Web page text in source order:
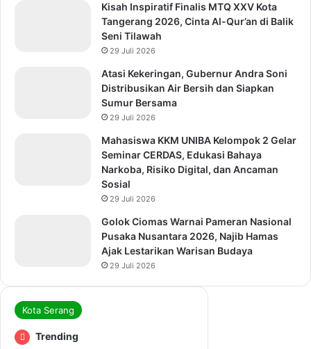
Kisah Inspiratif Finalis MTQ XXV Kota
Tangerang 2026, Cinta Al-Qur’an di Balik
Seni Tilawah
29 Juli 2026
Atasi Kekeringan, Gubernur Andra Soni
Distribusikan Air Bersih dan Siapkan
Sumur Bersama
29 Juli 2026
Mahasiswa KKM UNIBA Kelompok 2 Gelar
Seminar CERDAS, Edukasi Bahaya
Narkoba, Risiko Digital, dan Ancaman
Sosial
29 Juli 2026
Golok Ciomas Warnai Pameran Nasional
Pusaka Nusantara 2026, Najib Hamas
Ajak Lestarikan Warisan Budaya
29 Juli 2026